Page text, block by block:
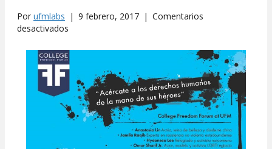
Por ufmlabs | 9 febrero, 2017 | Comentarios
desactivados
María
Payá
el
College
Freedom
Forum